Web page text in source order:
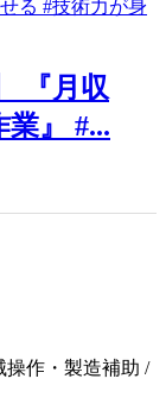
『月収
』 #...
作・製造補助 /